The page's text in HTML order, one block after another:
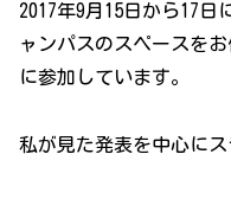
2017年9月15日から17
ャンパスのスペースを
に参加しています。
私が見た発表を中心にス